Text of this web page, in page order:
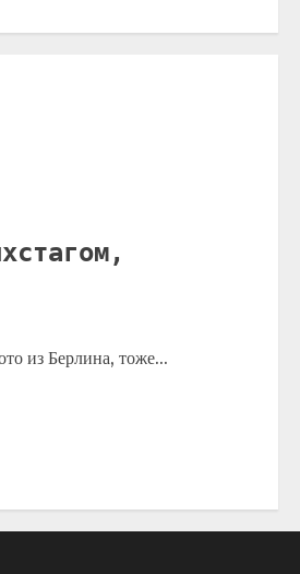
из Берлина, тоже...